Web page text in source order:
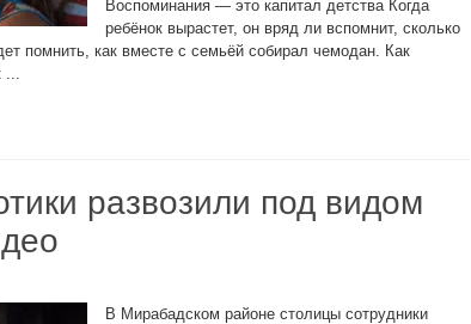
Воспоминания — это капитал детства Когда
ребёнок вырастет, он вряд ли вспомнит, сколько
помнить, как вместе с семьёй собирал чемодан. Как
развозили под видом
В Мирабадском районе столицы сотрудники